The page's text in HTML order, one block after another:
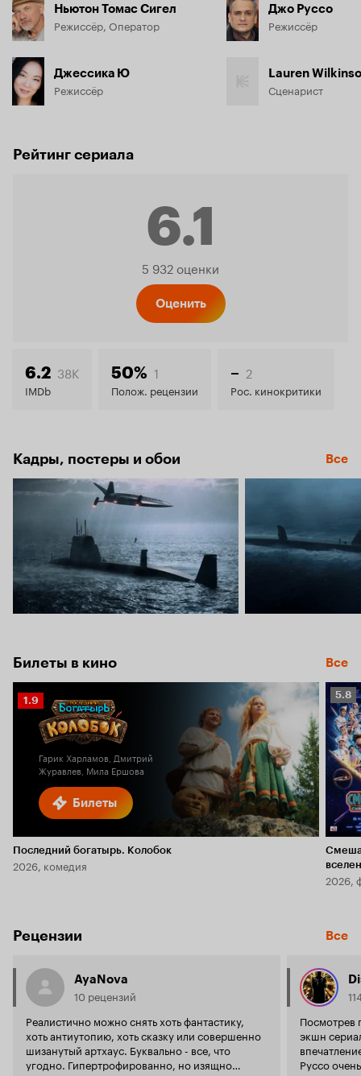
Ньютон Томас Сигел
Режиссёр, Оператор
Джессика Ю
Режиссёр
Джо Руссо
Режиссёр
Lauren
Сценарист
Рейтинг сериала
6.1
Рейтинг
6.1
5 932 оценки
Оценить
6.2 38K
IMDb
50% 1
Полож. рецензии
– 2
Рос. кинокритики
Кадры, постеры и обои Все
Билеты в кино Все
Билеты
Рейтинг
Кинопоиска
1.9
Гарик Харламов, Дмитрий
Журавлев, Мила Ершова
Последний богатырь. Колобок
2026, комедия
5.8
5.8
2026,
Рецензии Все
AyaNova
10 рецензий
Реалистично можно снять хоть фантастику,
хоть антиутопию, хоть сказку или совершенно
шизанутый артхаус. Буквально - все, что
угодно. Гипертрофированно, но изящно
Посмотрев
экшн
Руссо